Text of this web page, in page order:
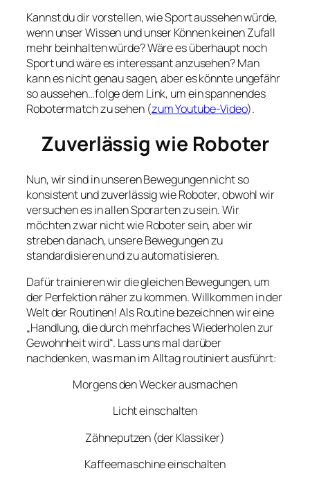
Kannst du dir vorstellen, wie Sport aussehen würde,
wenn unser Wissen und unser Können keinen Zufall
mehr beinhalten würde? Wäre es überhaupt noch
Sport und wäre es interessant anzusehen? Man
kann es nicht genau sagen, aber es könnte ungefähr
so aussehen…folge dem Link, um ein spannendes
Robotermatch zu sehen (zum Youtube-Video).
Zuverlässig wie Roboter
Nun, wir sind in unseren Bewegungen nicht so
konsistent und zuverlässig wie Roboter, obwohl wir
versuchen es in allen Sporarten zu sein. Wir
möchten zwar nicht wie Roboter sein, aber wir
streben danach, unsere Bewegungen zu
standardisieren und zu automatisieren.
Dafür trainieren wir die gleichen Bewegungen, um
der Perfektion näher zu kommen. Willkommen in der
Welt der Routinen! Als Routine bezeichnen wir eine
„Handlung, die durch mehrfaches Wiederholen zur
Gewohnheit wird“. Lass uns mal darüber
nachdenken, was man im Alltag routiniert ausführt:
Morgens den Wecker ausmachen
Licht einschalten
Zähneputzen (der Klassiker)
Kaffeemaschine einschalten